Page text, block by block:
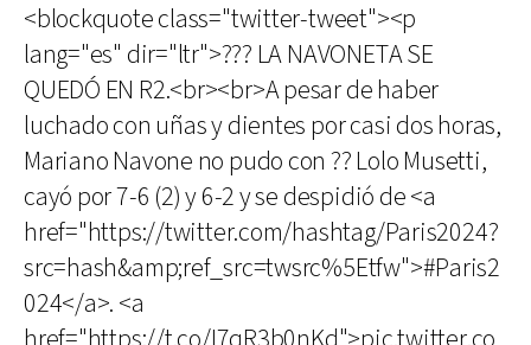
<blockquote class="twitter-tweet"><p
lang="es" dir="ltr">??? LA NAVONETA SE
QUEDÓ EN R2.<br><br>A pesar de haber
luchado con uñas y dientes por casi dos horas,
Mariano Navone no pudo con ?? Lolo Musetti,
cayó por 7-6 (2) y 6-2 y se despidió de <a
href="https://twitter.com/hashtag/Paris2024?
src=hash&amp;ref_src=twsrc%5Etfw">#Paris2
024</a>. <a